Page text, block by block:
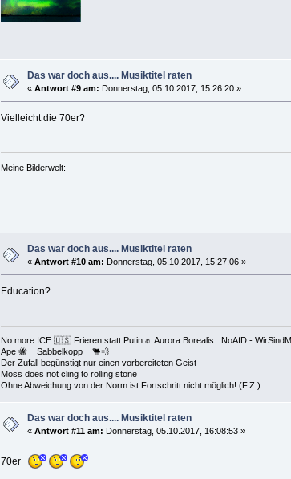
Das war doch aus.... Musiktitel raten
« Antwort #9 am: Donnerstag, 05.10.2017, 15:26:20 »
Vielleicht die 70er?
Meine Bilderwelt:
Das war doch aus.... Musiktitel raten
« Antwort #10 am: Donnerstag, 05.10.2017, 15:27:06 »
Education?
No more ICE 🇺🇸 Frieren statt Putin ✊ Aurora Borealis NoAfD -
Ape 🐝 Sabbelkopp 🐫💨
Der Zufall begünstigt nur einen vorbereiteten Geist
Moss does not cling to rolling stone
Ohne Abweichung von der Norm ist Fortschritt nicht möglich! (F.Z.)
Das war doch aus.... Musiktitel raten
« Antwort #11 am: Donnerstag, 05.10.2017, 16:08:53 »
70er